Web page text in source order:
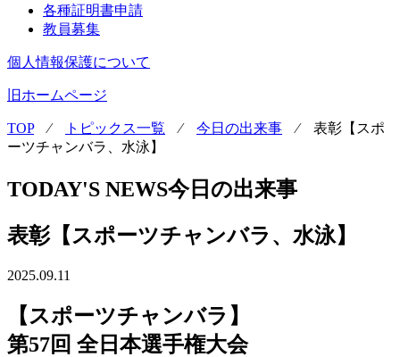
各種証明書申請
教員募集
個人情報保護について
旧ホームページ
TOP⁄ トピックス一覧 ⁄ 今日の出来事 ⁄ 表彰【スポ
ーツチャンバラ、水泳】
TODAY'S NEWS今日の出来事
表彰【スポーツチャンバラ、水泳】
2025.09.11
【スポーツチャンバラ】
第57回 全日本選手権大会